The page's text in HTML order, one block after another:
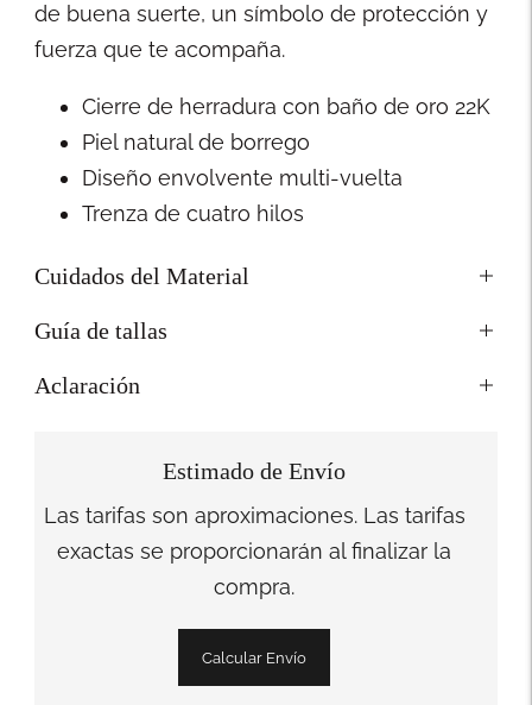
de buena suerte, un símbolo de protección y
fuerza que te acompaña.
Cierre de herradura con baño de oro 22K
Piel natural de borrego
Diseño envolvente multi-vuelta
Trenza de cuatro hilos
Cuidados del Material
Guía de tallas
Aclaración
Estimado de Envío
Las tarifas son aproximaciones. Las tarifas
exactas se proporcionarán al finalizar la
compra.
Calcular Envío